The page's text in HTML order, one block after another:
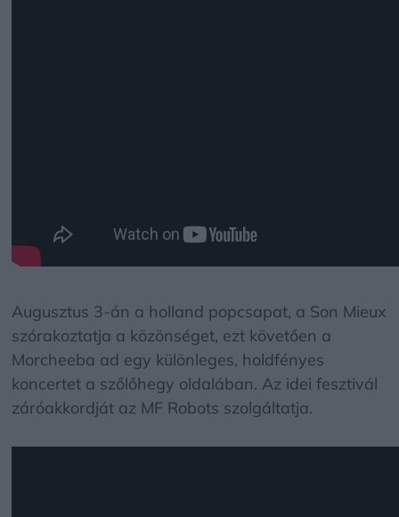
Augusztus 3-án a holland popcsapat, a Son Mieux
szórakoztatja a közönséget, ezt követően a
Morcheeba ad egy különleges, holdfényes
koncertet a szőlőhegy oldalában. Az idei fesztivál
záróakkordját az MF Robots szolgáltatja.